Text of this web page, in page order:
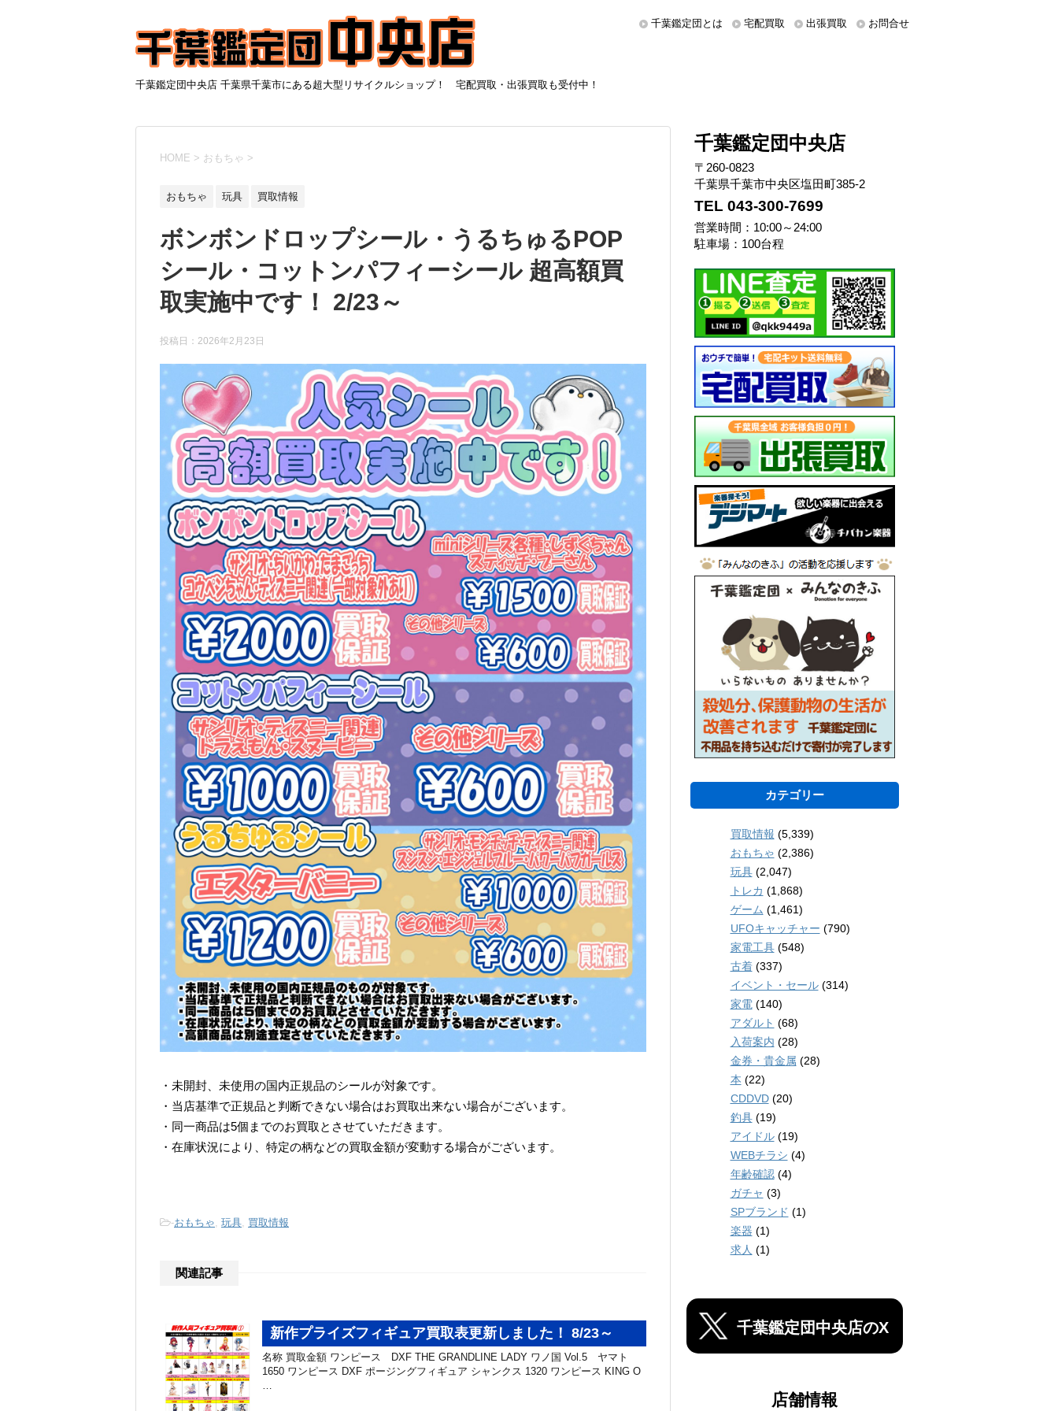
千葉鑑定団中央店 千葉県千葉市にある超大型リサイクルショップ！ 宅配買取・出張買取も受付中！
千葉鑑定団とは 宅配買取 出張買取 お問合せ
HOME > おもちゃ >
おもちゃ 玩具 買取情報
ボンボンドロップシール・うるちゅるPOP
シール・コットンパフィーシール 超高額買
取実施中です！ 2/23～
投稿日： 2026年2月23日
・未開封、未使用の国内正規品のシールが対象です。
・当店基準で正規品と判断できない場合はお買取出来ない場合がございます。
・同一商品は5個までのお買取とさせていただきます。
・在庫状況により、特定の柄などの買取金額が変動する場合がございます。
-おもちゃ, 玩具, 買取情報
関連記事
新作プライズフィギュア買取表更新しました！ 8/23～
名称 買取金額 ワンピース DXF THE GRANDLINE LADY ワノ国 Vol.5 ヤマト
1650 ワンピース DXF ポージングフィギュア シャンクス 1320 ワンピース KING O
…
千葉鑑定団中央店
〒260-0823
千葉県千葉市中央区塩田町385-2
TEL 043-300-7699
営業時間：10:00～24:00
駐車場：100台程
カテゴリー
買取情報 (5,339)
おもちゃ (2,386)
玩具(2,047)
トレカ (1,868)
ゲーム (1,461)
UFOキャッチャー (790)
家電工具(548)
古着(337)
イベント・セール(314)
家電(140)
アダルト (68)
入荷案内 (28)
金券・貴金属 (28)
本 (22)
CDDVD(20)
釣具(19)
アイドル(19)
WEBチラシ (4)
年齢確認(4)
ガチャ (3)
SPブランド (1)
楽器 (1)
求人 (1)
千葉鑑定団中央店のX
店舗情報